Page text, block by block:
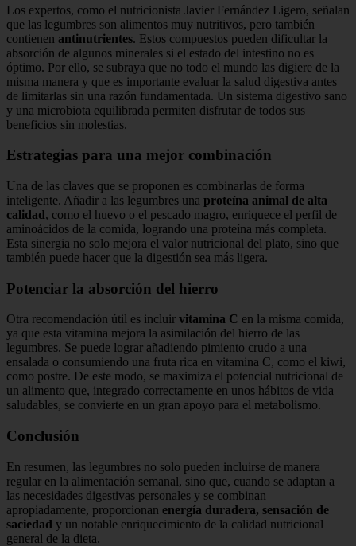
Los expertos, como el nutricionista Javier Fernández Ligero, señalan
que las legumbres son alimentos muy nutritivos, pero también
contienen antinutrientes. Estos compuestos pueden dificultar la
absorción de algunos minerales si el estado del intestino no es
óptimo. Por ello, se subraya que no todo el mundo las digiere de la
misma manera y que es importante evaluar la salud digestiva antes
de limitarlas sin una razón fundamentada. Un sistema digestivo sano
y una microbiota equilibrada permiten disfrutar de todos sus
beneficios sin molestias.
Estrategias para una mejor combinación
Una de las claves que se proponen es combinarlas de forma
inteligente. Añadir a las legumbres una proteína animal de alta
calidad, como el huevo o el pescado magro, enriquece el perfil de
aminoácidos de la comida, logrando una proteína más completa.
Esta sinergia no solo mejora el valor nutricional del plato, sino que
también puede hacer que la digestión sea más ligera.
Potenciar la absorción del hierro
Otra recomendación útil es incluir vitamina C en la misma comida,
ya que esta vitamina mejora la asimilación del hierro de las
legumbres. Se puede lograr añadiendo pimiento crudo a una
ensalada o consumiendo una fruta rica en vitamina C, como el kiwi,
como postre. De este modo, se maximiza el potencial nutricional de
un alimento que, integrado correctamente en unos hábitos de vida
saludables, se convierte en un gran apoyo para el metabolismo.
Conclusión
En resumen, las legumbres no solo pueden incluirse de manera
regular en la alimentación semanal, sino que, cuando se adaptan a
las necesidades digestivas personales y se combinan
apropiadamente, proporcionan energía duradera, sensación de
saciedad y un notable enriquecimiento de la calidad nutricional
general de la dieta.